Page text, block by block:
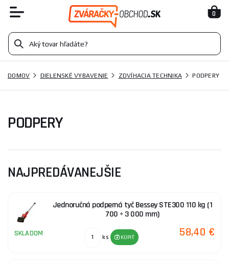
0
DOMOV DIELENSKÉ VYBAVENIE ZDVÍHACIA TECHNIKA PODPERY
PODPERY
NAJPREDÁVANEJŠIE
Jednoručná podperná tyč Bessey STE300 110 kg (1
700 ÷ 3 000 mm)
SKLADOM ks KÚPIŤ 58,40 €